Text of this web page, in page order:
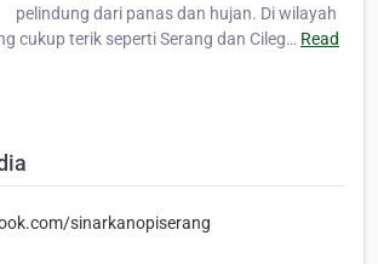
pelindung dari panas dan hujan. Di wilayah
cukup terik seperti Serang dan Cileg… Read
sinarkanopiserang